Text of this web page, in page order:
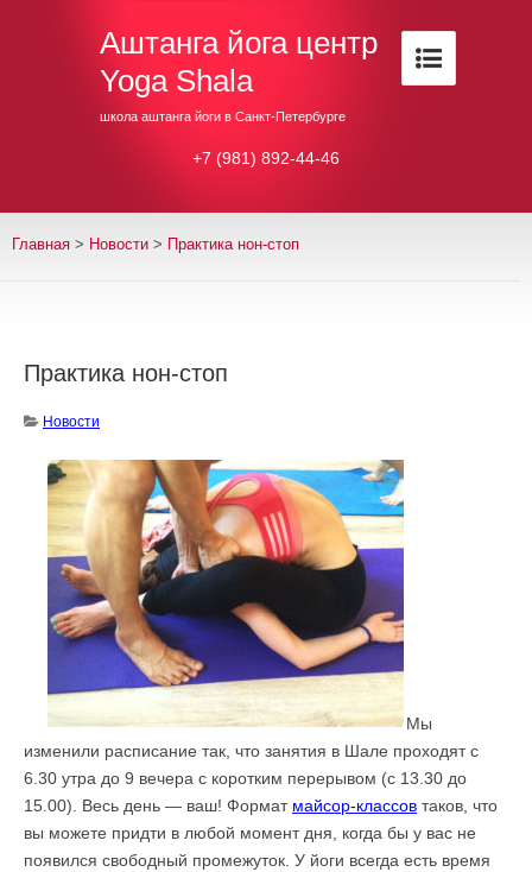
Аштанга йога центр
Yoga Shala
школа аштанга йоги в Санкт-Петербурге
+7 (981) 892-44-46
Главная > Новости > Практика нон-стоп
Практика нон-стоп
Новости
Мы
изменили расписание так, что занятия в Шале проходят с
6.30 утра до 9 вечера с коротким перерывом (с 13.30 до
15.00). Весь день — ваш! Формат майсор-классов таков, что
вы можете придти в любой момент дня, когда бы у вас не
появился свободный промежуток. У йоги всегда есть время